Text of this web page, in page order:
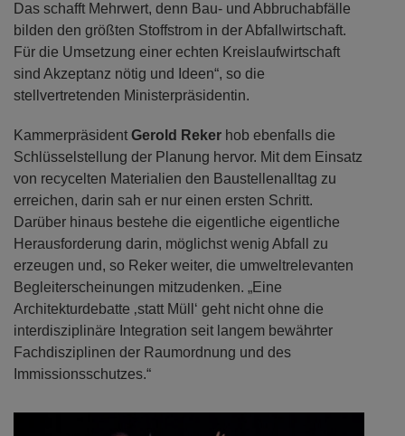
Das schafft Mehrwert, denn Bau- und Abbruchabfälle
bilden den größten Stoffstrom in der Abfallwirtschaft.
Für die Umsetzung einer echten Kreislaufwirtschaft
sind Akzeptanz nötig und Ideen“, so die
stellvertretenden Ministerpräsidentin.
Kammerpräsident Gerold Reker hob ebenfalls die
Schlüsselstellung der Planung hervor. Mit dem Einsatz
von recycelten Materialien den Baustellenalltag zu
erreichen, darin sah er nur einen ersten Schritt.
Darüber hinaus bestehe die eigentliche eigentliche
Herausforderung darin, möglichst wenig Abfall zu
erzeugen und, so Reker weiter, die umweltrelevanten
Begleiterscheinungen mitzudenken. „Eine
Architekturdebatte ‚statt Müll‘ geht nicht ohne die
interdisziplinäre Integration seit langem bewährter
Fachdisziplinen der Raumordnung und des
Immissionsschutzes.“